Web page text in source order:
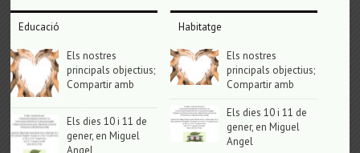
Educació
Els nostres
principals objectius;
Compartir amb
Els dies 10 i 11 de
gener, en Miguel
Habitatge
Els nostres
principals objectius;
Compartir amb
Els dies 10 i 11 de
gener, en Miguel
Angel